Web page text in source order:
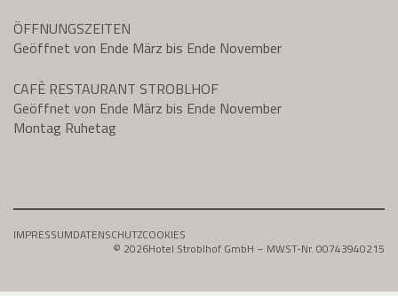
ÖFFNUNGSZEITEN
Geöffnet von Ende März bis Ende November
CAFÈ RESTAURANT STROBLHOF
Geöffnet von Ende März bis Ende November
Montag Ruhetag
IMPRESSUMDATENSCHUTZCOOKIES
© 2026Hotel Stroblhof GmbH – MWST-Nr. 00743940215